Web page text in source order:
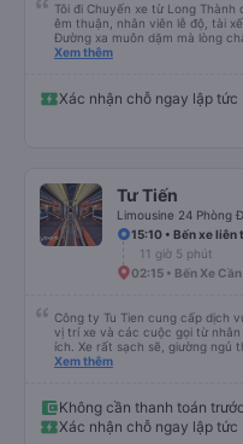
Tôi đi Chuyến xe từ Long
êm thuận, nhân viên lễ độ, tài xế vững tay quả thật khiến
Đường xa muôn dặm mà lòng
nghiêm cẩn, hiếm thấy giữa thời
Xem thêm
Xác nhận chỗ ngay lập tức
Tư Tiến
Limousine 24 Phòng
15:10 • Bến xe liên
11 giờ 5 phút
02:15 • Bến Xe
Công ty Tu Tien cung cấp dịch
vị trí xe và các cuộc gọi từ
ích. Xe rất sạch sẽ, giường ngủ
và cổng USB được đặt ở vị trí
Xem thêm
Không cần thanh toán trước
Xác nhận chỗ ngay lập tức